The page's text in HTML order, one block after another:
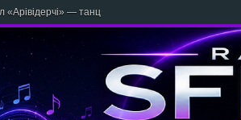
«Арівідерчі» — танцювальний маніфес